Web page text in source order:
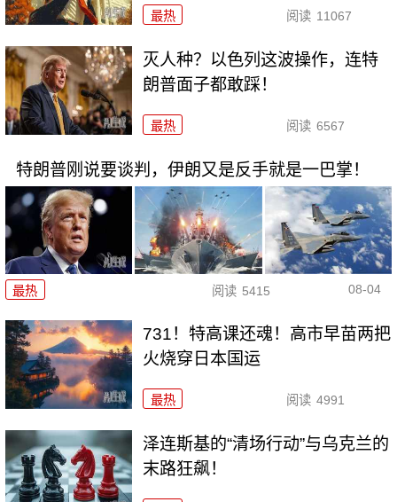
最热 阅读 11067
灭人种？以色列这波操作，连特
朗普面子都敢踩！
最热 阅读 6567
特朗普刚说要谈判，伊朗又是反手就是一巴掌！
最热 阅读 5415 08-04
731！特高课还魂！高市早苗两把
火烧穿日本国运
最热 阅读 4991
泽连斯基的“清场行动”与乌克兰的
末路狂飙！